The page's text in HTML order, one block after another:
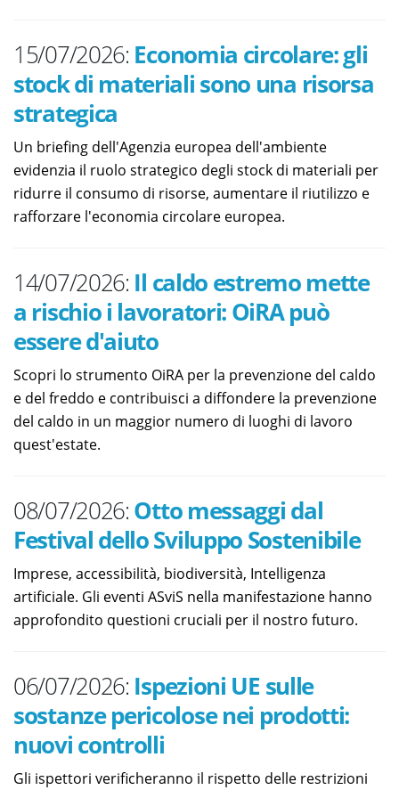
15/07/2026: Economia circolare: gli
stock di materiali sono una risorsa
strategica
Un briefing dell'Agenzia europea dell'ambiente
evidenzia il ruolo strategico degli stock di materiali per
ridurre il consumo di risorse, aumentare il riutilizzo e
rafforzare l'economia circolare europea.
14/07/2026: Il caldo estremo mette
a rischio i lavoratori: OiRA può
essere d'aiuto
Scopri lo strumento OiRA per la prevenzione del caldo
e del freddo e contribuisci a diffondere la prevenzione
del caldo in un maggior numero di luoghi di lavoro
quest'estate.
08/07/2026:Otto messaggi dal
Festival dello Sviluppo Sostenibile
Imprese, accessibilità, biodiversità, Intelligenza
artificiale. Gli eventi ASviS nella manifestazione hanno
approfondito questioni cruciali per il nostro futuro.
06/07/2026: Ispezioni UE sulle
sostanze pericolose nei prodotti:
nuovi controlli
Gli ispettori verificheranno il rispetto delle restrizioni